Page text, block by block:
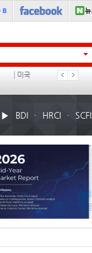
�
BDI HRCI SCFI